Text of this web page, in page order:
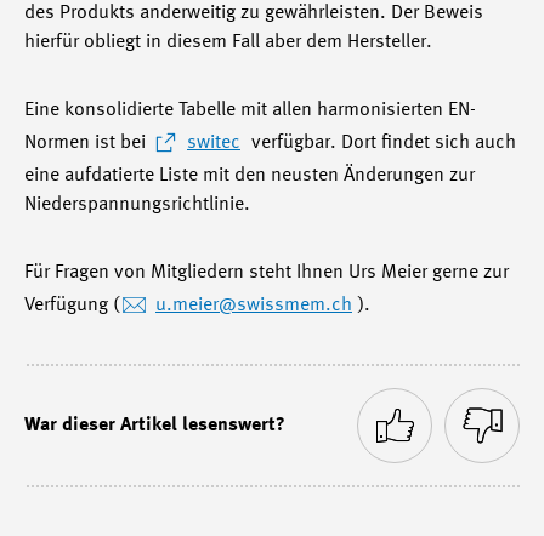
des Produkts anderweitig zu gewährleisten. Der Beweis
hierfür obliegt in diesem Fall aber dem Hersteller.
Eine konsolidierte Tabelle mit allen harmonisierten EN-
Normen ist bei
switec
verfügbar. Dort findet sich auch
eine aufdatierte Liste mit den neusten Änderungen zur
Niederspannungsrichtlinie.
Für Fragen von Mitgliedern steht Ihnen Urs Meier gerne zur
Verfügung (
u.meier@swissmem.ch ).
War dieser Artikel lesenswert?